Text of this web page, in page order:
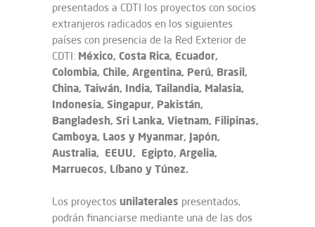
presentados a CDTI los proyectos con socios
extranjeros radicados en los siguientes
países con presencia de la Red Exterior de
CDTI: México, Costa Rica, Ecuador,
Colombia, Chile, Argentina, Perú, Brasil,
China, Taiwán, India, Tailandia, Malasia,
Indonesia, Singapur, Pakistán,
Bangladesh, Sri Lanka, Vietnam, Filipinas,
Camboya, Laos y Myanmar, Japón,
Australia, EEUU, Egipto, Argelia,
Marruecos, Líbano y Túnez.
Los proyectos unilaterales presentados,
podrán financiarse mediante una de las dos